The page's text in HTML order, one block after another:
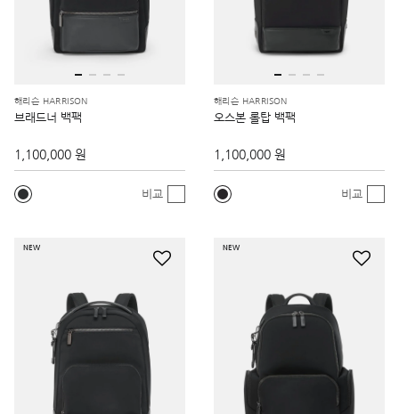
해리슨 HARRISON
브래드너 백팩
1,100,000 원
비교
해리슨 HARRISON
오스본 롤탑 백팩
1,100,000 원
비교
NEW NEW